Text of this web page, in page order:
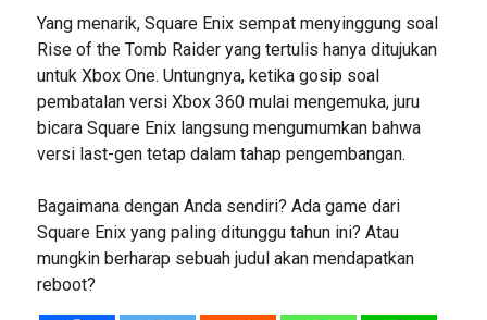
Yang menarik, Square Enix sempat menyinggung soal
Rise of the Tomb Raider yang tertulis hanya ditujukan
untuk Xbox One. Untungnya, ketika gosip soal
pembatalan versi Xbox 360 mulai mengemuka, juru
bicara Square Enix langsung mengumumkan bahwa
versi last-gen tetap dalam tahap pengembangan.
Bagaimana dengan Anda sendiri? Ada game dari
Square Enix yang paling ditunggu tahun ini? Atau
mungkin berharap sebuah judul akan mendapatkan
reboot?